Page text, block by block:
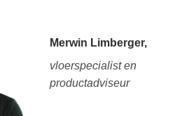
Merwin Limberger,
vloerspecialist en
productadviseur